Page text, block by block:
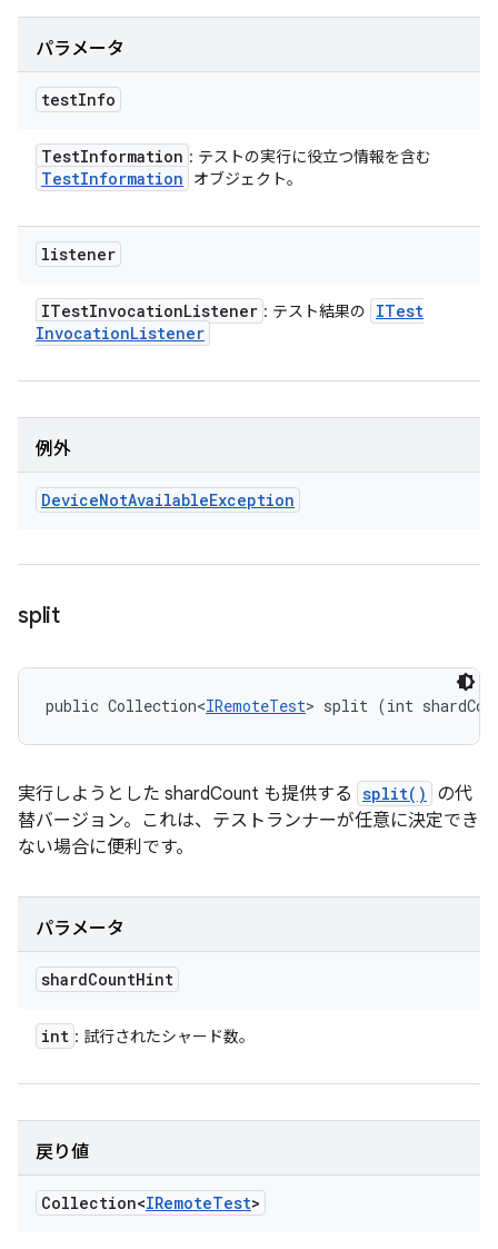
パラメータ
testInfo
TestInformation : テストの実行に役立つ情報を含む
TestInformation オブジェクト。
listener
ITestInvocationListener : テスト結果の
ITest
InvocationListener
例外
DeviceNotAvailableException
split
public Collection<IRemoteTest> split (int
実行しようとした shardCount も提供する split()
の代
替バージョン。これは、テストランナーが任意に決定でき
ない場合に便利です。
パラメータ
shardCountHint
int : 試行されたシャード数。
戻り値
Collection<IRemoteTest>